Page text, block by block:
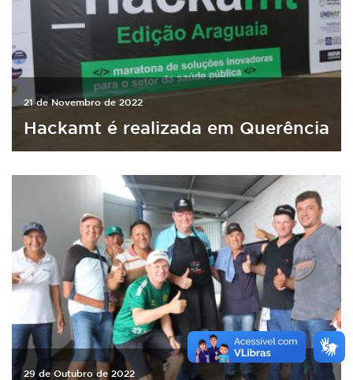
21 de Novembro de 2022
Hackamt é realizada em Querência
29 de Outubro de 2022